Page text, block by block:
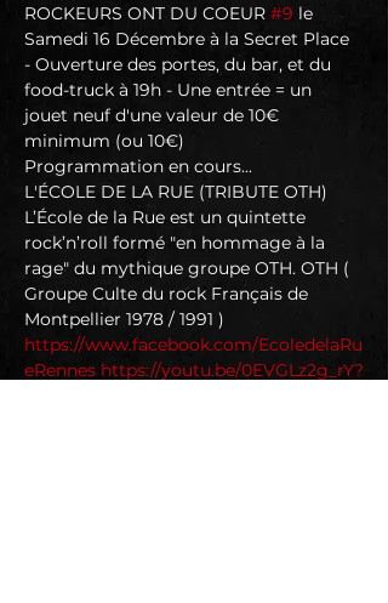
ROCKEURS ONT DU COEUR #9 le
Samedi 16 Décembre à la Secret Place
- Ouverture des portes, du bar, et du
food-truck à 19h - Une entrée = un
jouet neuf d'une valeur de 10€
minimum (ou 10€)
Programmation en cours...
L'ÉCOLE DE LA RUE (TRIBUTE OTH)
L’École de la Rue est un quintette
rock’n’roll formé "en hommage à la
rage" du mythique groupe OTH. OTH (
Groupe Culte du rock Français de
Montpellier 1978 / 1991 )
https://www.facebook.com/EcoledelaRu
eRennes https://youtu.be/0EVGLz2g_rY?